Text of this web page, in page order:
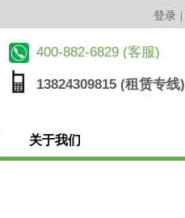
​400-882-6829 (客服)
13824309815 (租赁专线)
关于我们
登录